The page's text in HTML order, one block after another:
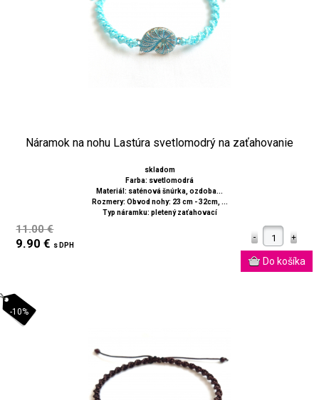
Náramok na nohu Lastúra svetlomodrý na zaťahovanie
skladom
Farba: svetlomodrá
Materiál: saténová šnúrka, ozdoba...
Rozmery: Obvod nohy: 23 cm - 32cm, ...
Typ náramku: pletený zaťahovací
11.00 €
9.90 € s DPH
-10%